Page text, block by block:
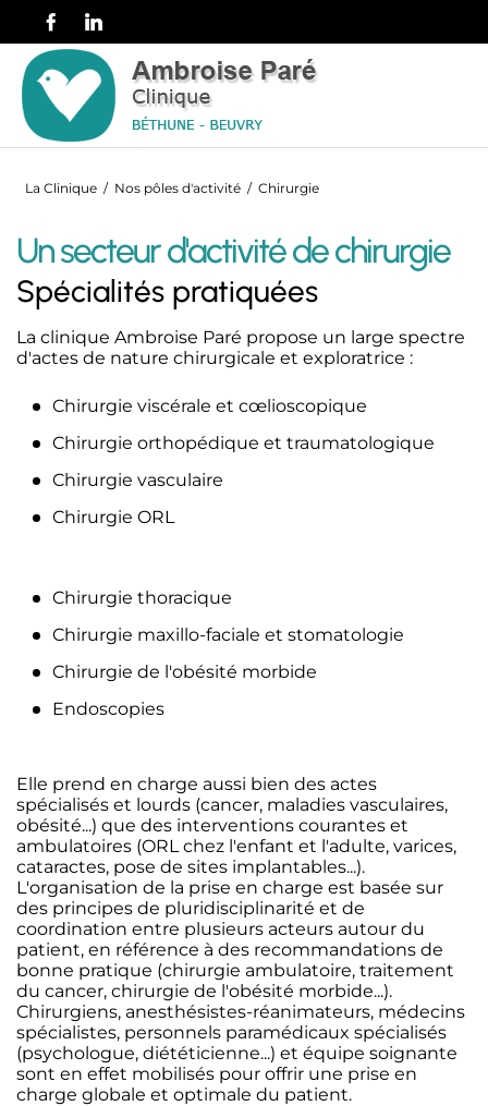
La Clinique/ Nos pôles d'activité/ Chirurgie
Un secteur d'activité de chirurgie
Spécialités pratiquées
La clinique Ambroise Paré propose un large spectre
d'actes de nature chirurgicale et exploratrice :
Chirurgie viscérale et cœlioscopique
Chirurgie orthopédique et traumatologique
Chirurgie vasculaire
Chirurgie ORL
Chirurgie thoracique
Chirurgie maxillo-faciale et stomatologie
Chirurgie de l'obésité morbide
Endoscopies
Elle prend en charge aussi bien des actes
spécialisés et lourds (cancer, maladies vasculaires,
obésité...) que des interventions courantes et
ambulatoires (ORL chez l'enfant et l'adulte, varices,
cataractes, pose de sites implantables...).
L'organisation de la prise en charge est basée sur
des principes de pluridisciplinarité et de
coordination entre plusieurs acteurs autour du
patient, en référence à des recommandations de
bonne pratique (chirurgie ambulatoire, traitement
du cancer, chirurgie de l'obésité morbide...).
Chirurgiens, anesthésistes-réanimateurs, médecins
spécialistes, personnels paramédicaux spécialisés
(psychologue, diététicienne...) et équipe soignante
sont en effet mobilisés pour offrir une prise en
charge globale et optimale du patient.